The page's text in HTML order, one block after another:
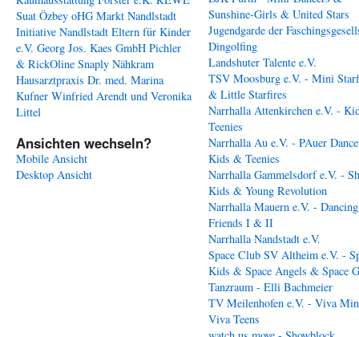
Suat Özbey oHG Markt Nandlstadt
Initiative Nandlstadt Eltern für Kinder
e.V. Georg Jos. Kaes GmbH Pichler
& RickOline Snaply Nähkram
Hausarztpraxis Dr. med. Marina
Kufner Winfried Arendt und Veronika
Littel
Ansichten wechseln?
Mobile Ansicht
Desktop Ansicht
Sunshine-Girls & United Stars
Jugendgarde der
Dingolfing
Landshuter Talente e.V.
TSV Moosburg e.V. - Mini
& Little Starfires
Narrhalla Attenkirchen e.V. -
Teenies
Narrhalla Au e.V. - PAuer
Kids & Teenies
Narrhalla Gammelsdorf e.V. -
Kids & Young Revolution
Narrhalla Mauern e.V. - Dancing
Friends I & II
Narrhalla Nandstadt e.V.
Space Club SV Altheim e.V. -
Kids & Space Angels & Space
Tanzraum - Elli Bachmeier
TV Meilenhofen e.V. - Viva
Viva Teens